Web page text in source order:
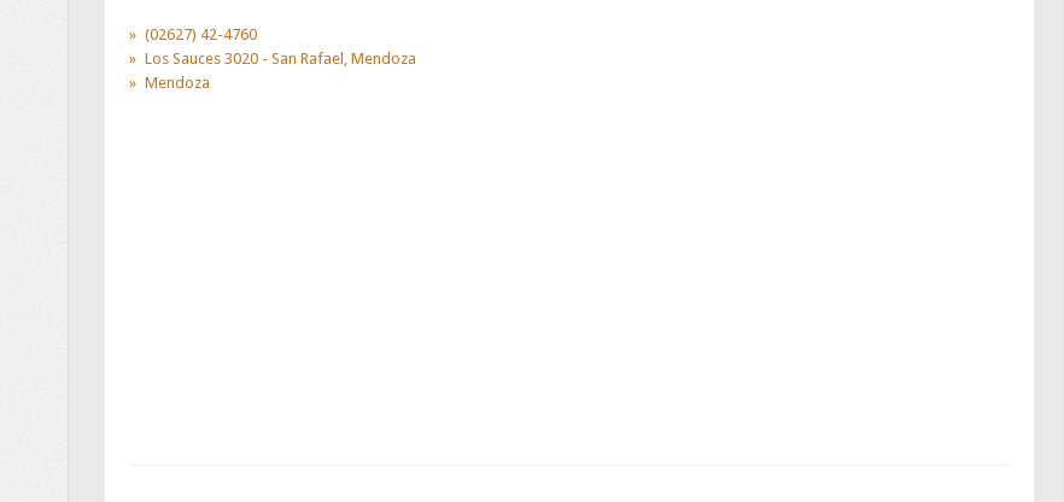
(02627) 42-4760
Los Sauces 3020 - San Rafael, Mendoza
Mendoza